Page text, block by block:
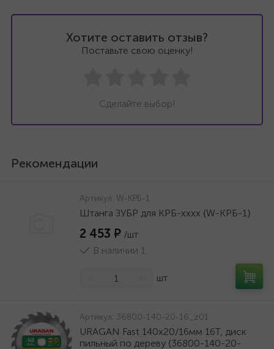
Хотите оставить отзыв?
Поставьте свою оценку!
Сделайте выбор!
Рекомендации
Артикул: W-КРБ-1
Штанга ЗУБР для КРБ-хххх {W-КРБ-1}
2 453 ₽ /шт
В наличии 1
шт
Артикул: 36800-140-20-16_z01
URAGAN Fast 140x20/16мм 16Т, диск
пильный по дереву {36800-140-20-